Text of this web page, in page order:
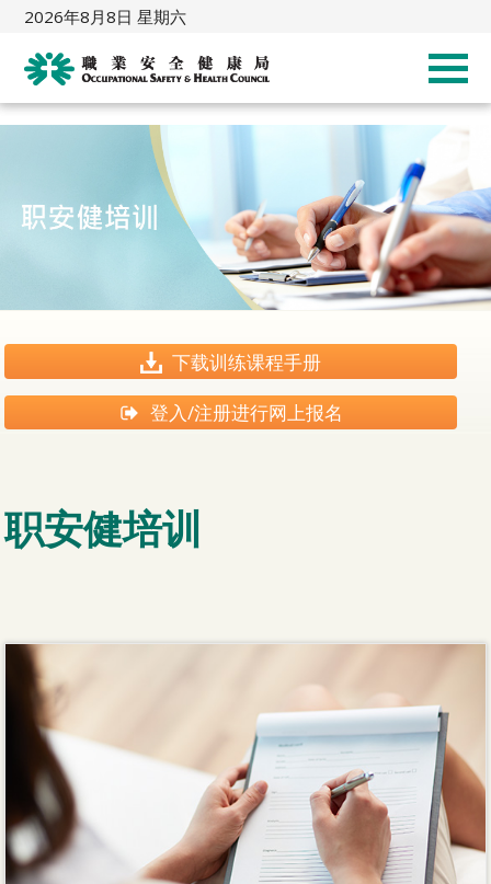
2026年8月8日 星期六
下载训练课程手册
登入/注册进行网上报名
职安健培训